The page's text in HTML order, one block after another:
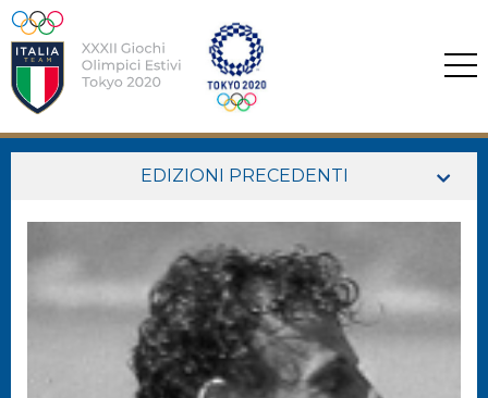
EDIZIONI PRECEDENTI